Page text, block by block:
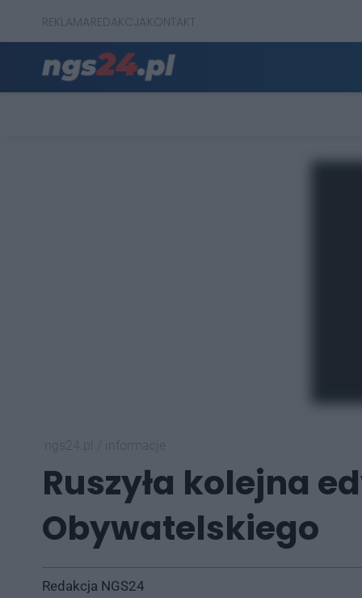
REKLAMAREDAKCJAKONTAKT
Ruszyła kolejna
Obywatelskiego
Redakcja NGS24